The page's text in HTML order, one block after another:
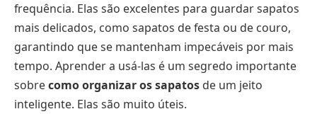
frequência. Elas são excelentes para guardar sapatos
mais delicados, como sapatos de festa ou de couro,
garantindo que se mantenham impecáveis por mais
tempo. Aprender a usá-las é um segredo importante
sobrecomo organizar os sapatos de um jeito
inteligente. Elas são muito úteis.